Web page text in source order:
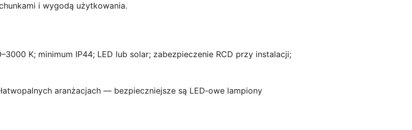
i wygodą użytkowania.
K; minimum IP44; LED lub solar; zabezpieczenie RCD przy instalacji;
aranżacjach — bezpieczniejsze są LED‑owe lampiony